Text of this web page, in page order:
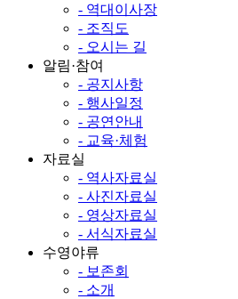
- 역대이사장
- 조직도
- 오시는 길
알림·참여
- 공지사항
- 행사일정
- 공연안내
- 교육·체험
자료실
- 역사자료실
- 사진자료실
- 영상자료실
- 서식자료실
수영야류
- 보존회
- 소개